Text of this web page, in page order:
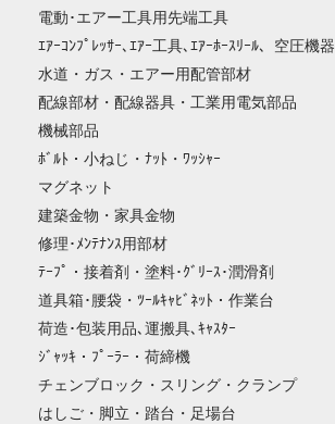
電動･エアー工具用先端工具
ｴｱｰｺﾝﾌﾟﾚｯｻｰ､ｴｱｰ工具､ｴｱｰﾎｰｽﾘｰﾙ、空圧機器
水道・ガス・エアー用配管部材
配線部材・配線器具・工業用電気部品
機械部品
ﾎﾞﾙﾄ・小ねじ・ﾅｯﾄ・ﾜｯｼｬｰ
マグネット
建築金物・家具金物
修理･ﾒﾝﾃﾅﾝｽ用部材
ﾃｰﾌﾟ・接着剤・塗料･ｸﾞﾘｰｽ･潤滑剤
道具箱･腰袋・ﾂｰﾙｷｬﾋﾞﾈｯﾄ・作業台
荷造･包装用品､運搬具､ｷｬｽﾀｰ
ｼﾞｬｯｷ・ﾌﾟｰﾗｰ・荷締機
チェンブロック・スリング・クランプ
はしご・脚立・踏台・足場台